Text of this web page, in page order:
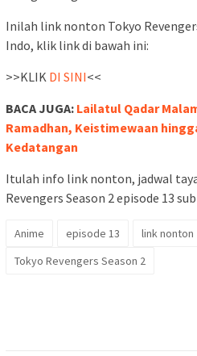
Inilah link nonton Tokyo
Indo, klik link di bawah ini:
>>KLIK DI SINI<<
BACA JUGA: Lailatul Qadar
Ramadhan, Keistimewaan
Kedatangan
Itulah info link nonton, jadwal
Revengers Season 2 episode 13
Anime episode 13 link nonton
Tokyo Revengers Season 2